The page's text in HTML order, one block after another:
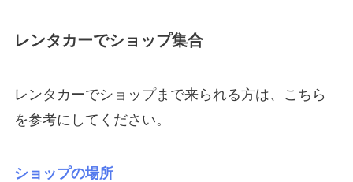
レンタカーでショップ集合
レンタカーでショップまで来られる方は、こちら
を参考にしてください。
ショップの場所